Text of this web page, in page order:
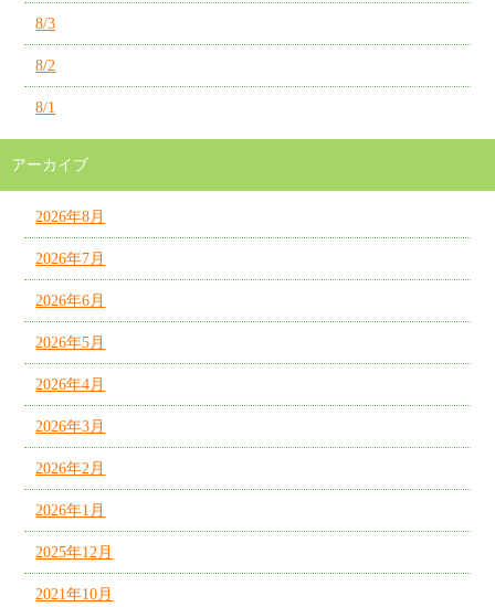
8/3
8/2
8/1
アーカイブ
2026年8月
2026年7月
2026年6月
2026年5月
2026年4月
2026年3月
2026年2月
2026年1月
2025年12月
2021年10月